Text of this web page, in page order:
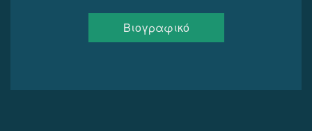
Βιογραφικό